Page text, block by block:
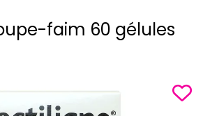
faim 60 gélules